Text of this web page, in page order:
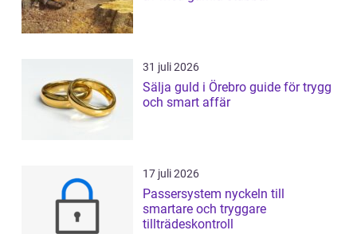
31 juli 2026
Sälja guld i Örebro guide för trygg
och smart affär
17 juli 2026
Passersystem nyckeln till
smartare och tryggare
tillträdeskontroll